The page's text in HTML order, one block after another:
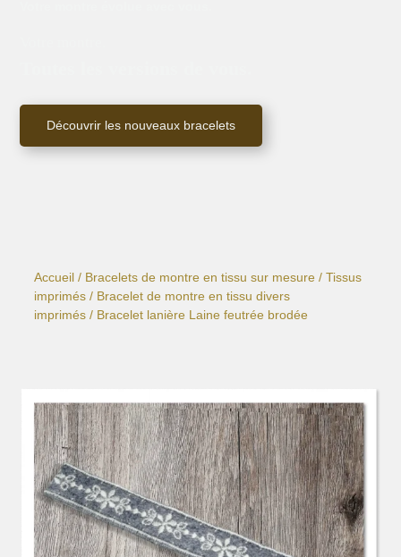
Découvrir les nouveaux bracelets
Accueil / Bracelets de montre en tissu sur mesure /Tissus
imprimés / Bracelet de montre en tissu divers
imprimés / Bracelet lanière Laine feutrée brodée